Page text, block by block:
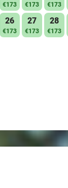
€173 €173 €173
26
€173
27
€173
28
€173